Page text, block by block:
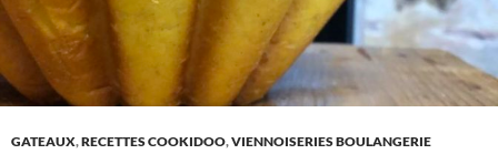
GATEAUX,RECETTES COOKIDOO,VIENNOISERIES BOULANGERIE